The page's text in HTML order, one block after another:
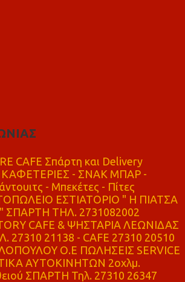
CAFE Σπάρτη και Delivery
ΚΑΦΕΤΕΡΙΕΣ - ΣΝΑΚ ΜΠΑΡ -
- Μπεκέτες - Πίτες
ΕΣΤΙΑΤΟΡΙΟ " Η ΠΙΑΤΣΑ
ΤΗΛ. 2731082002
CAFE & ΨΗΣΤΑΡΙΑ ΛΕΩΝΙΔΑΣ
21138 - CAFE 27310 20510
Ο.Ε ΠΩΛΗΣΕΙΣ SERVICE
ΑΥΤΟΚΙΝΗΤΩΝ 2οχλμ.
ΣΠΑΡΤΗ Τηλ. 27310 26347